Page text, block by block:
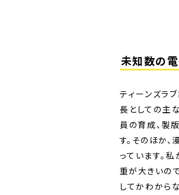
未知数の
ティーンズラ
長としての主
員の育成、製
す。そのほか
っています。
重が大きいの
してかわから